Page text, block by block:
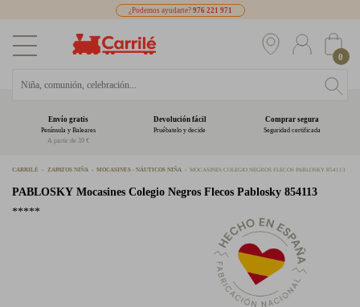
¿Podemos ayudarte? 976 221 971
0
Envío gratis
Península y Baleares
A partir de 39 €
Devolución fácil
Pruébatelo y decide
Comprar segura
Seguridad certificada
CARRILÉ ZAPATOS NIÑA MOCASINES - NÁUTICOS NIÑA MOCASINES COLEGIO NEGROS FLECOS PABLOSKY 854113
PABLOSKY Mocasines Colegio Negros Flecos Pablosky 854113
*****